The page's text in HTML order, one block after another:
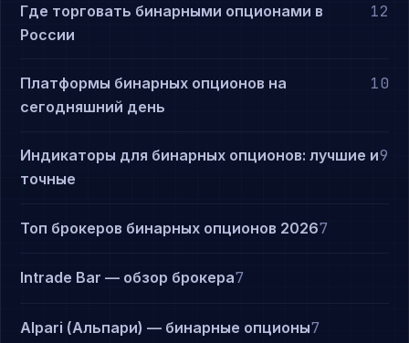
Где торговать бинарными опционами в
России
12
Платформы бинарных опционов на
сегодняшний день
10
Индикаторы для бинарных опционов: лучшие и
точные
9
Топ брокеров бинарных опционов 20267
Intrade Bar — обзор брокера7
Alpari (Альпари) — бинарные опционы7